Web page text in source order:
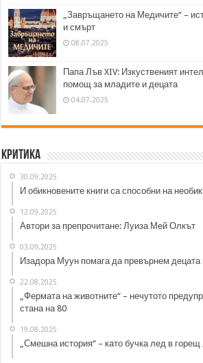
„Завръщането на Медичите“ –
и смърт
08.07.2025
Папа Лъв XIV: Изкуственият
помощ за младите и децата
04.07.2025
Критика
30.09.2025
И обикновените книги са способни на
12.09.2025
Автори за препрочитане: Луиза Мей Олкът
03.09.2025
Изадора Муун помага да превърнем децата
22.08.2025
„Фермата на животните“ – нечутото
стана на 80
19.08.2025
„Смешна история“ – като бучка лед в горещ